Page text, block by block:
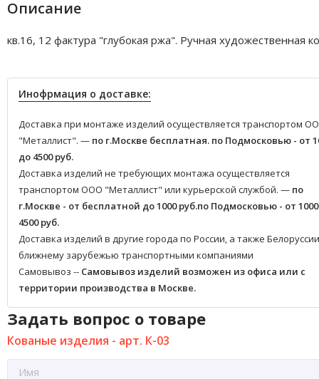
Описание
кв.16, 12 фактура "глубокая ржа". Ручная художественная
Инофрмация о доставке:
Доставка при монтаже изделий осуществляется транспортом
"Металлист". — по г.Москве бесплатная. по Подмосковью - от
до 4500 руб.
Доставка изделий не требующих монтажа осуществляется
транспортом ООО "Металлист" или курьерской службой. — по
г.Москве - от бесплатной до 1000 руб.по Подмосковью - от
4500 руб.
Доставка изделий в другие города по России, а также
ближнему зарубежью транспортными компаниями
Самовывоз -- Самовывоз изделий возможен из офиса или с
территории производства в Москве.
Задать вопрос о товаре
Кованые изделия - арт. К-03